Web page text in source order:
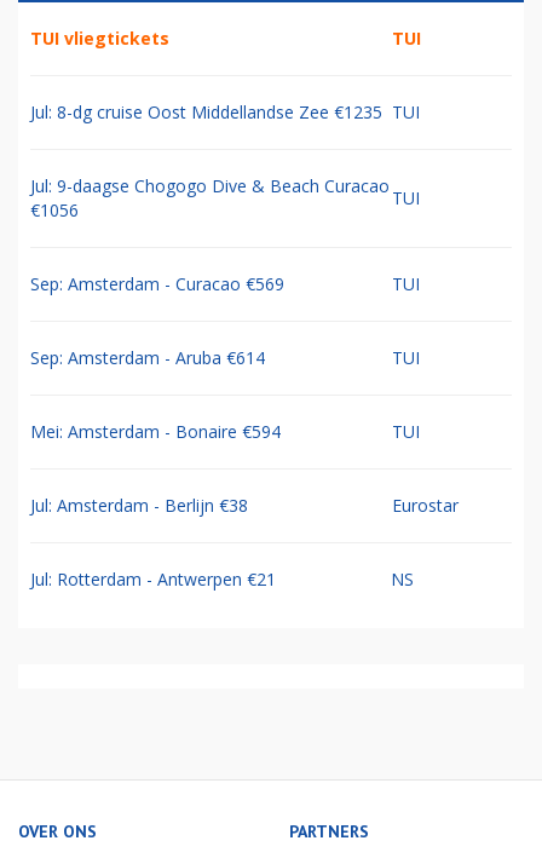
TUI vliegtickets TUI
Jul: 8-dg cruise Oost Middellandse Zee €1235 TUI
Jul: 9-daagse Chogogo Dive & Beach Curacao
€1056
TUI
Sep: Amsterdam - Curacao €569 TUI
Sep: Amsterdam - Aruba €614 TUI
Mei: Amsterdam - Bonaire €594 TUI
Jul: Amsterdam - Berlijn €38 Eurostar
Jul: Rotterdam - Antwerpen €21 NS
OVER ONS PARTNERS